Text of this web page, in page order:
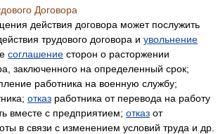
Договора
действия договора может послужить
трудового договора и увольнение
соглашение сторон о расторжении
заключенного на определенный срок;
работника на военную службу;
отказ работника от перевода на работу
вместе с предприятием; отказ от
в связи с изменением условий труда и др.